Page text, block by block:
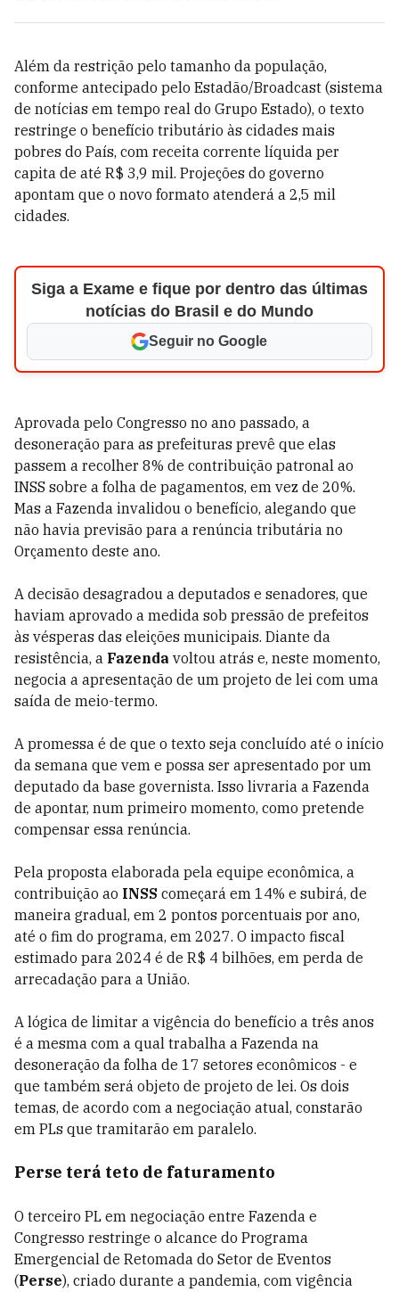
Além da restrição pelo tamanho da população,
conforme antecipado pelo Estadão/Broadcast (sistema
de notícias em tempo real do Grupo Estado), o texto
restringe o benefício tributário às cidades mais
pobres do País, com receita corrente líquida per
capita de até R$ 3,9 mil. Projeções do governo
apontam que o novo formato atenderá a 2,5 mil
cidades.
Siga a Exame e fique por dentro das últimas
notícias do Brasil e do Mundo
Seguir no Google
Aprovada pelo Congresso no ano passado, a
desoneração para as prefeituras prevê que elas
passem a recolher 8% de contribuição patronal ao
INSS sobre a folha de pagamentos, em vez de 20%.
Mas a Fazenda invalidou o benefício, alegando que
não havia previsão para a renúncia tributária no
Orçamento deste ano.
A decisão desagradou a deputados e senadores, que
haviam aprovado a medida sob pressão de prefeitos
às vésperas das eleições municipais. Diante da
resistência, a Fazenda voltou atrás e, neste momento,
negocia a apresentação de um projeto de lei com uma
saída de meio-termo.
A promessa é de que o texto seja concluído até o início
da semana que vem e possa ser apresentado por um
deputado da base governista. Isso livraria a Fazenda
de apontar, num primeiro momento, como pretende
compensar essa renúncia.
Pela proposta elaborada pela equipe econômica, a
contribuição ao INSS começará em 14% e subirá, de
maneira gradual, em 2 pontos porcentuais por ano,
até o fim do programa, em 2027. O impacto fiscal
estimado para 2024 é de R$ 4 bilhões, em perda de
arrecadação para a União.
A lógica de limitar a vigência do benefício a três anos
é a mesma com a qual trabalha a Fazenda na
desoneração da folha de 17 setores econômicos - e
que também será objeto de projeto de lei. Os dois
temas, de acordo com a negociação atual, constarão
em PLs que tramitarão em paralelo.
Perse terá teto de faturamento
O terceiro PL em negociação entre Fazenda e
Congresso restringe o alcance do Programa
Emergencial de Retomada do Setor de Eventos
(Perse), criado durante a pandemia, com vigência